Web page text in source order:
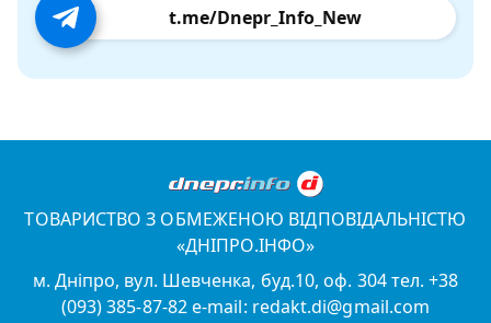
t.me/Dnepr_Info_New
ТОВАРИСТВО З ОБМЕЖЕНОЮ ВІДПОВІДАЛЬНІСТЮ
«ДНІПРО.ІНФО»
м. Дніпро, вул. Шевченка, буд.10, оф. 304 тел. +38
(093) 385-87-82 e-mail: redakt.di@gmail.com